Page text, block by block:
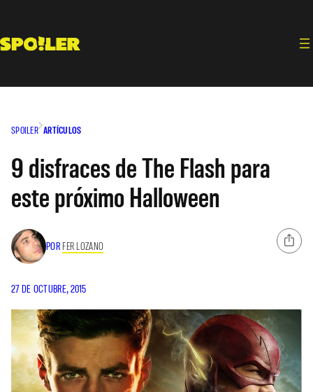
contenido
SPOILER ARTÍCULOS
9 disfraces de The Flash para
este próximo Halloween
POR FER LOZANO
27 DE OCTUBRE, 2015